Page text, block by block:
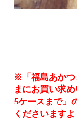
※「福島あかつ
まにお買い求
5ケースまで」
くださいます